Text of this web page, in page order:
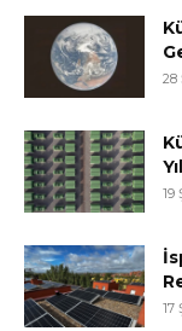
28
19
17